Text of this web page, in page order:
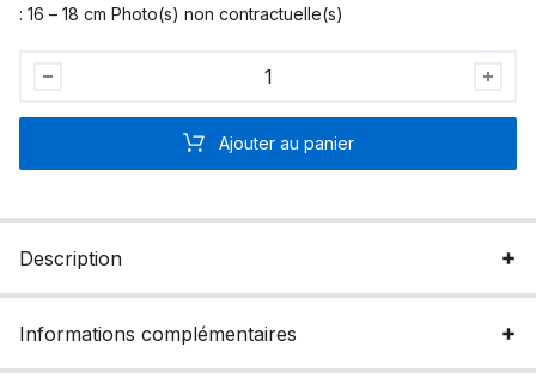
: 16 – 18 cm Photo(s) non contractuelle(s)
Ajouter au panier
Description
Informations complémentaires